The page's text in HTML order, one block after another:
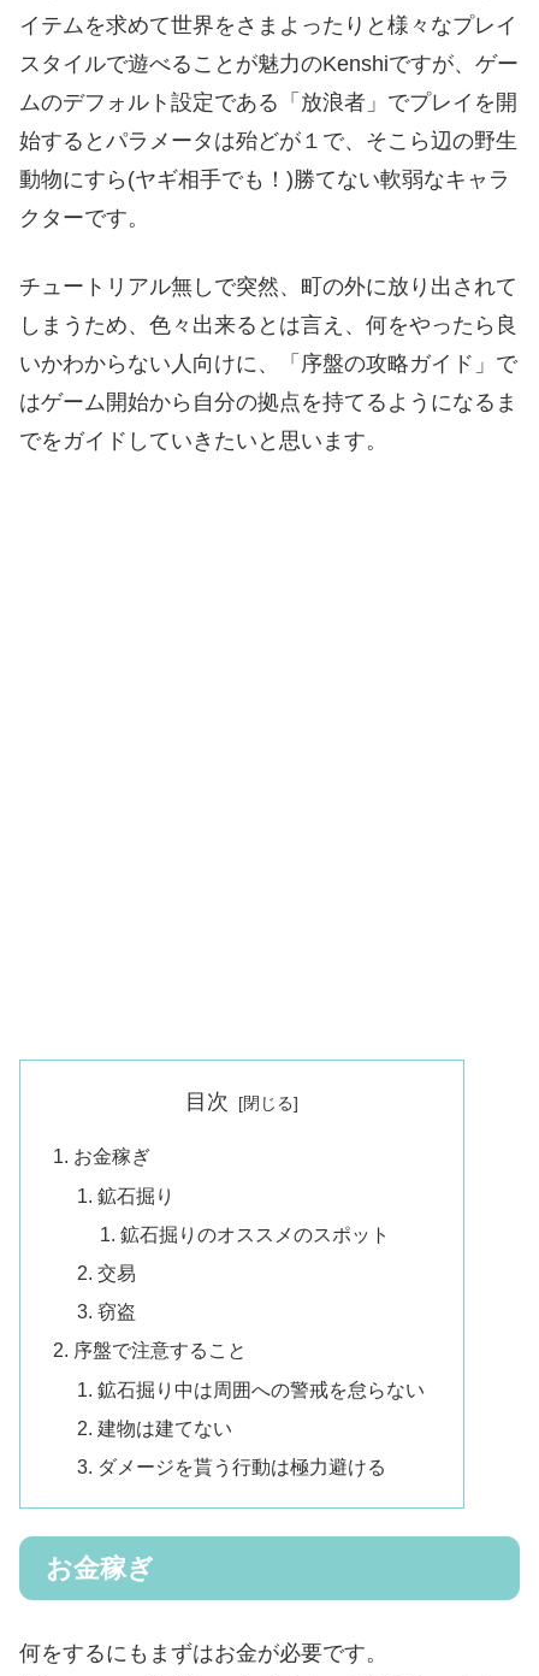
イテムを求めて世界をさまよったりと様々なプレイ
スタイルで遊べることが魅力のKenshiですが、ゲー
ムのデフォルト設定である「放浪者」でプレイを開
始するとパラメータは殆どが１で、そこら辺の野生
動物にすら(ヤギ相手でも！)勝てない軟弱なキャラ
クターです。
チュートリアル無しで突然、町の外に放り出されて
しまうため、色々出来るとは言え、何をやったら良
いかわからない人向けに、「序盤の攻略ガイド」で
はゲーム開始から自分の拠点を持てるようになるま
でをガイドしていきたいと思います。
目次
お金稼ぎ
鉱石掘り
鉱石掘りのオススメのスポット
交易
窃盗
序盤で注意すること
鉱石掘り中は周囲への警戒を怠らない
建物は建てない
ダメージを貰う行動は極力避ける
お金稼ぎ
何をするにもまずはお金が必要です。